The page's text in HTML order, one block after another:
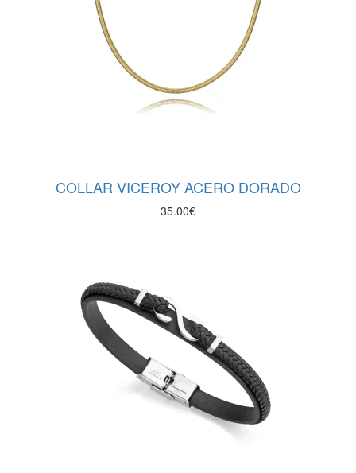
COLLAR VICEROY ACERO DORADO
35.00€